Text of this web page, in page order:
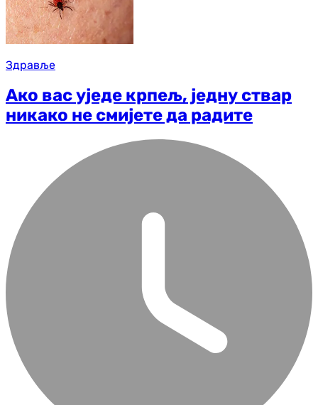
Здравље
Ако вас уједе крпељ, једну ствар
никако не смијете да радите